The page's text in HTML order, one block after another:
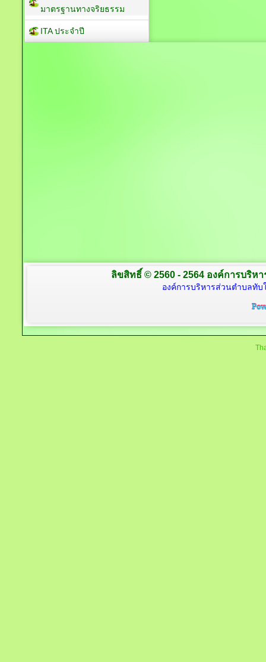
มาตรฐานทางจริยธรรม
ITA ประจำปี
ลิขสิทธิ์ © 2560 - 2564 องค์การบริห
องค์การบริหารส่วนตำบลทับ